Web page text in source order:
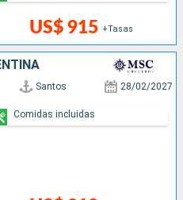
US$ 915 +Tasas
Santos 28/02/2027
Comidas incluidas